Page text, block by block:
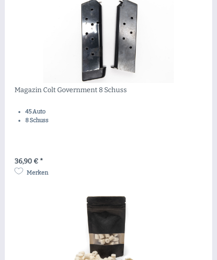
Magazin Colt Government 8 Schuss
45 Auto
8 Schuss
36,90 € *
Merken